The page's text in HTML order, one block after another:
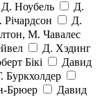
Д. Ноубель
Д.
Річардсон
Д.
М. Чавалес
Д. Хэдинг
Бікі
Давид
Буркхолдер
Брюер
Давид